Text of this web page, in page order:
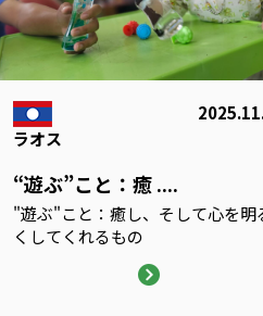
ラオス
“遊ぶ”こと：癒 ....
"遊ぶ"こと：癒し、そして心を明
くしてくれるもの